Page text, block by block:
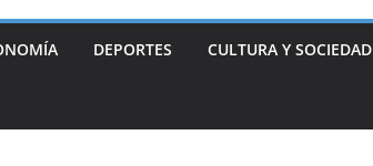
DEPORTES CULTURA Y SOCIEDAD